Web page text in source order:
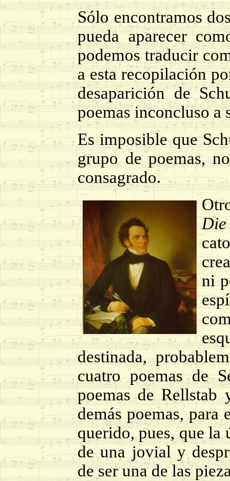
Sólo encontramos
pueda aparecer
podemos traducir
a esta recopilación
desaparición de
poemas inconcluso a
Es imposible que
grupo de poemas,
consagrado.
Die
ni
destinada,
cuatro poemas de
poemas de
demás poemas,
querido, pues, que la
de una jovial y
de ser una de las